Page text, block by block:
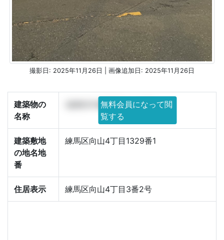
撮影日: 2025年11月26日 | 画像追加日: 2025年11月26日
建築物の
名称
(仮称)DH練馬区向山計画
無料会員になって閲
覧する
建築敷地
の地名地
番
練馬区向山4丁目1329番1
住居表示 練馬区向山4丁目3番2号